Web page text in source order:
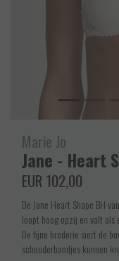
Marie Jo
Jane - Heart
EUR 102,00
De Jane Heart Shape BH
loopt hoog opzij en valt als
De fijne broderie siert de
schouderbandjes kunnen